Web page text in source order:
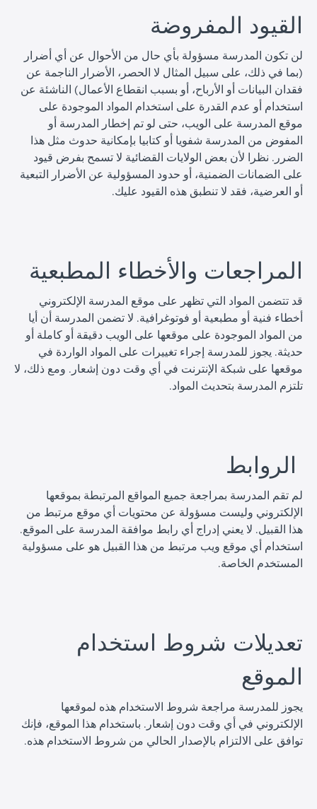
القيود المفروضة
لن تكون المدرسة مسؤولة بأي حال من الأحوال عن أي أضرار
(بما في ذلك، على سبيل المثال لا الحصر، الأضرار الناجمة عن
فقدان البيانات أو الأرباح، أو بسبب انقطاع الأعمال) الناشئة عن
استخدام أو عدم القدرة على استخدام المواد الموجودة على
موقع المدرسة على الويب، حتى لو تم إخطار المدرسة أو
المفوض من المدرسة شفويا أو كتابيا بإمكانية حدوث مثل هذا
الضرر. نظرا لأن بعض الولايات القضائية لا تسمح بفرض قيود
على الضمانات الضمنية، أو حدود المسؤولية عن الأضرار التبعية
أو العرضية، فقد لا تنطبق هذه القيود عليك.
المراجعات والأخطاء المطبعية
قد تتضمن المواد التي تظهر على موقع المدرسة الإلكتروني
أخطاء فنية أو مطبعية أو فوتوغرافية. لا تضمن المدرسة أن أيا
من المواد الموجودة على موقعها على الويب دقيقة أو كاملة أو
حديثة. يجوز للمدرسة إجراء تغييرات على المواد الواردة في
موقعها على شبكة الإنترنت في أي وقت دون إشعار. ومع ذلك، لا
تلتزم المدرسة بتحديث المواد.
لم تقم المدرسة بمراجعة جميع المواقع المرتبطة بموقعها
الإلكتروني وليست مسؤولة عن محتويات أي موقع مرتبط من
هذا القبيل. لا يعني إدراج أي رابط موافقة المدرسة على الموقع.
استخدام أي موقع ويب مرتبط من هذا القبيل هو على مسؤولية
المستخدم الخاصة.
تعديلات شروط استخدام
الموقع
يجوز للمدرسة مراجعة شروط الاستخدام هذه لموقعها
الإلكتروني في أي وقت دون إشعار. باستخدام هذا الموقع، فإنك
توافق على الالتزام بالإصدار الحالي من شروط الاستخدام هذه.